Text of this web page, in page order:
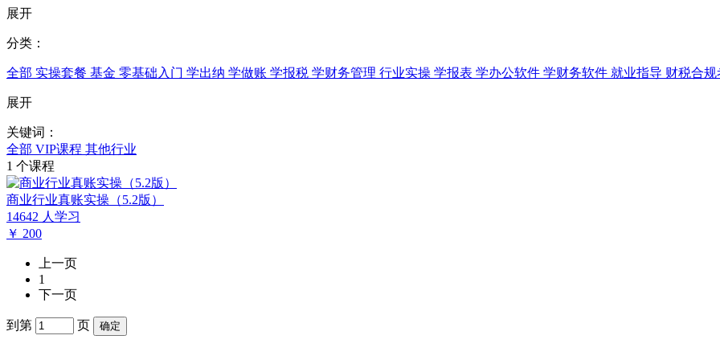
展开
分类：
全部 实操套餐 基金 零基础入门 学出纳 学做账 学报税 学财务管理 行业实操 学报表 学办公软件 学财务软件 就业指导 财税合规
展开
关键词：
全部 VIP课程 其他行业
1 个课程
商业行业真账实操（5.2版）
14642 人学习
￥ 200
上一页
1
下一页
到第 页 确定